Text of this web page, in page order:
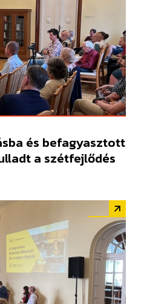
és befagyasztott
a szétfejlődés